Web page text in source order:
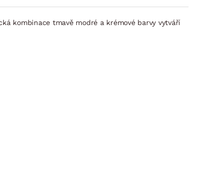
kombinace tmavě modré a krémové barvy vytváří